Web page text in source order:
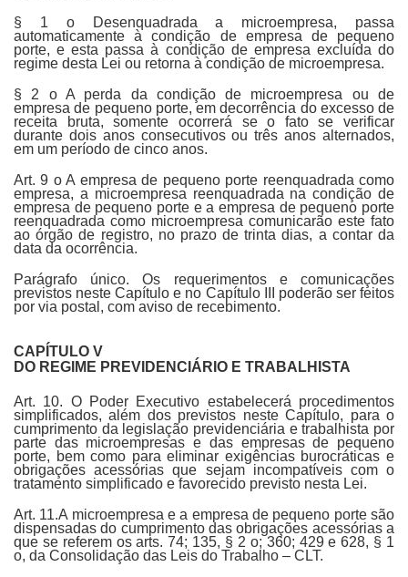
§ 1 o Desenquadrada a microempresa, passa
automaticamente à condição de empresa de pequeno
porte, e esta passa à condição de empresa excluída do
regime desta Lei ou retorna à condição de microempresa.
§ 2 o A perda da condição de microempresa ou de
empresa de pequeno porte, em decorrência do excesso de
receita bruta, somente ocorrerá se o fato se verificar
durante dois anos consecutivos ou três anos alternados,
em um período de cinco anos.
Art. 9 o A empresa de pequeno porte reenquadrada como
empresa, a microempresa reenquadrada na condição de
empresa de pequeno porte e a empresa de pequeno porte
reenquadrada como microempresa comunicarão este fato
ao órgão de registro, no prazo de trinta dias, a contar da
data da ocorrência.
Parágrafo único. Os requerimentos e comunicações
previstos neste Capítulo e no Capítulo III poderão ser feitos
por via postal, com aviso de recebimento.
CAPÍTULO V
DO REGIME PREVIDENCIÁRIO E TRABALHISTA
Art. 10. O Poder Executivo estabelecerá procedimentos
simplificados, além dos previstos neste Capítulo, para o
cumprimento da legislação previdenciária e trabalhista por
parte das microempresas e das empresas de pequeno
porte, bem como para eliminar exigências burocráticas e
obrigações acessórias que sejam incompatíveis com o
tratamento simplificado e favorecido previsto nesta Lei.
Art. 11.A microempresa e a empresa de pequeno porte são
dispensadas do cumprimento das obrigações acessórias a
que se referem os arts. 74; 135, § 2 o; 360; 429 e 628, § 1
o, da Consolidação das Leis do Trabalho – CLT.